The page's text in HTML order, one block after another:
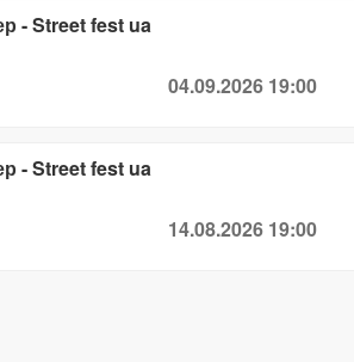
- Street fest ua
04.09.2026 19:00
- Street fest ua
14.08.2026 19:00